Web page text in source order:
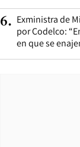
6. Exministra de
por Codelco:
en que se